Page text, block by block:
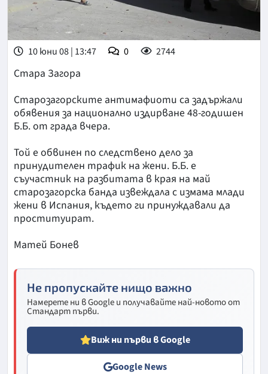
10 юни 08 | 13:47 0 2744
Стара Загора
Старозагорските антимафиоти са задържали
обявения за национално издирване 48-годишен
Б.Б. от града вчера.
Той е обвинен по следствено дело за
принудителен трафик на жени. Б.Б. е
съучастник на разбитата в края на май
старозагорска банда извеждала с измама млади
жени в Испания, където ги принуждавали да
проституират.
Матей Бонев
Не пропускайте нищо важно
Намерете ни в Google и получавайте най-новото от
Стандарт първи.
Виж ни първи в Google
Google News